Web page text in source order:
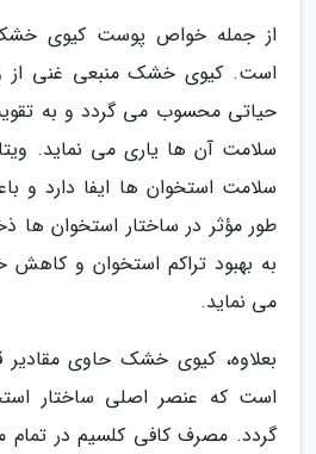
از جمله خواص پوست کیوی
است. کیوی خشک منبعی غنی از
حیاتی محسوب می گردد و به
سلامت استخوان ها ایفا دارد و
طور مؤثر در ساختار استخوان ها
به بهبود تراکم استخوان و
می نماید.
بعلاوه، کیوی خشک حاوی مقادیر
است که عنصر اصلی ساختار
گردد. مصرف کافی کلسیم در